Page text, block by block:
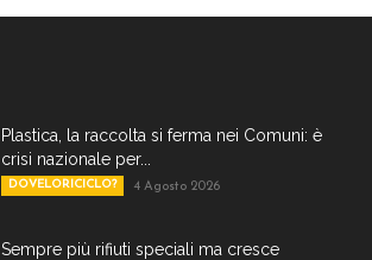
Plastica, la raccolta si ferma nei Comuni: è
crisi nazionale per...
DOVELORICICLO? 4 Agosto 2026
Sempre più rifiuti speciali ma cresce